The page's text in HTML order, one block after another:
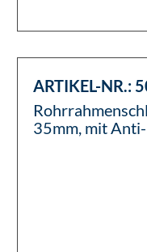
ARTIKEL-NR.:
35mm, mit